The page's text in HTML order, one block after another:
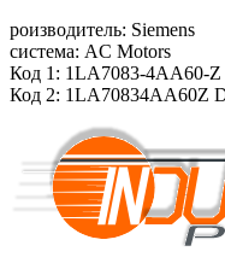
роизводитель: Siemens
система: AC Motors
Код 1: 1LA7083-4AA60-Z
Код 2: 1LA70834AA60Z